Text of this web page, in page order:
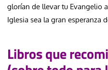
glorían de llevar tu Evangelio
Iglesia sea la gran esperanza
Libros que